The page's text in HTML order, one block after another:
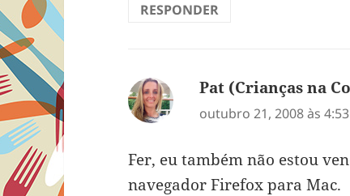
RESPONDER
Pat (Crianças na
outubro 21, 2008 às
Fer, eu também não estou
navegador Firefox para Mac.